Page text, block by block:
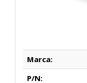
Marca:
P/N: